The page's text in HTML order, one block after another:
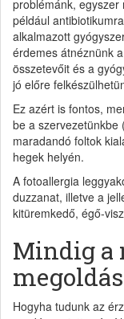
problémánk, egyszer
például
alkalmazott
érdemes átnéznünk
összetevőit és a
jó előre
Ez azért is fontos,
be a szervezetünkbe
maradandó foltok
hegek helyén.
A fotoallergia
duzzanat, illetve a
kitüremkedő, égő-
Mindig a
megoldás
Hogyha tudunk az